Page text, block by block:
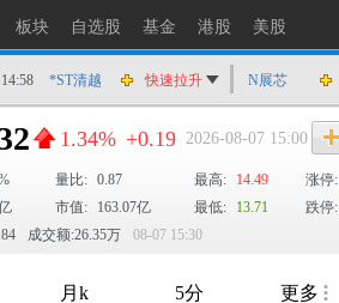
板块 自选股 基金 港股 美股
14:58 *ST清越
快速拉升
14:56
爱丽家居
快速拉升
14:56
金凯生科
14:56
南亚新材
猛烈打压
盛达资源
N展芯
1.34% +0.19 2026-08-07 15:00
量比: 0.87 最高: 14.49 涨停:
市值: 163.07亿 最低: 13.71 跌停:
成交额:26.35万 08-07 15:30